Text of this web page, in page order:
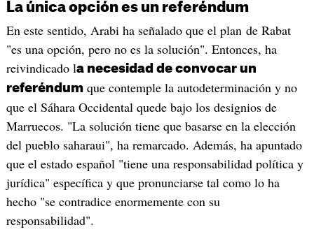
La única opción es un referéndum
En este sentido, Arabi ha señalado que el plan de Rabat
"es una opción, pero no es la solución". Entonces, ha
reivindicado la necesidad de convocar un
referéndumque contemple la autodeterminación y no
que el Sáhara Occidental quede bajo los designios de
Marruecos. "La solución tiene que basarse en la elección
del pueblo saharaui", ha remarcado. Además, ha apuntado
que el estado español "tiene una responsabilidad política y
jurídica" específica y que pronunciarse tal como lo ha
hecho "se contradice enormemente con su
responsabilidad".